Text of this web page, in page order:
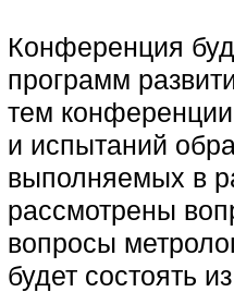
Конференция
программ
тем конференции
и испытаний
выполняемых в
рассмотрены
вопросы
будет состоять